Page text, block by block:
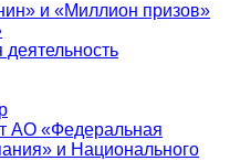
и «Миллион призов»
деятельность
АО «Федеральная
и Национального